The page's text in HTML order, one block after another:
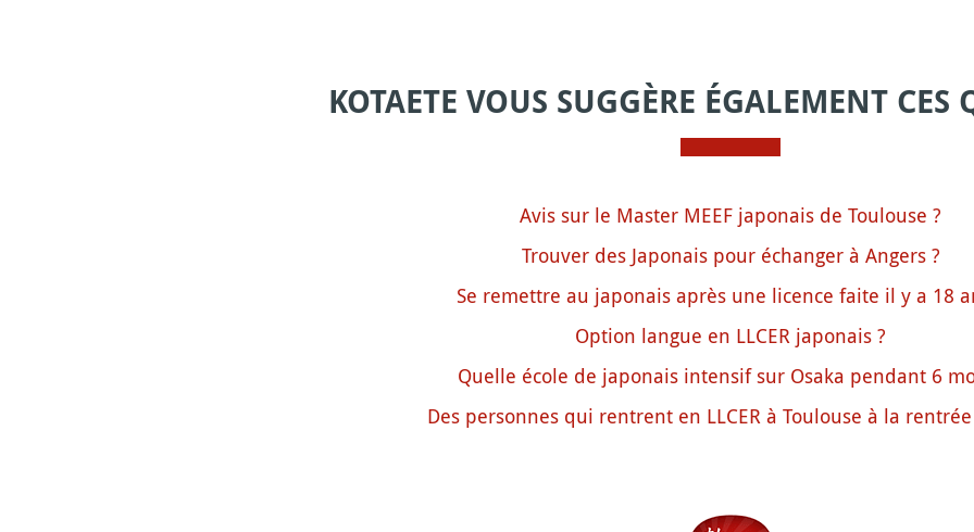
KOTAETE VOUS SUGGÈRE ÉGALEMENT CES
Avis sur le Master MEEF japonais de Toulouse ?
Trouver des Japonais pour échanger à Angers ?
Se remettre au japonais après une licence faite il y a 18
Option langue en LLCER japonais ?
Quelle école de japonais intensif sur Osaka pendant 6
Des personnes qui rentrent en LLCER à Toulouse à la